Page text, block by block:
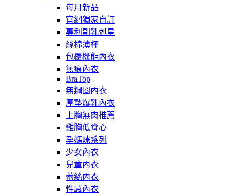
每月新品
官網獨家自訂
專利副乳剋星
絲棉薄杯
包覆機能內衣
無痕內衣
BraTop
無鋼圈內衣
厚墊爆乳內衣
上胸無肉推薦
雞胸低脊心
孕媽咪系列
少女內衣
兒童內衣
蕾絲內衣
性感內衣